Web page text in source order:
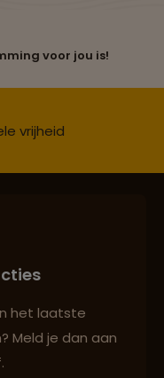
voor jou is!
vrijheid
het laatste
Meld je dan aan